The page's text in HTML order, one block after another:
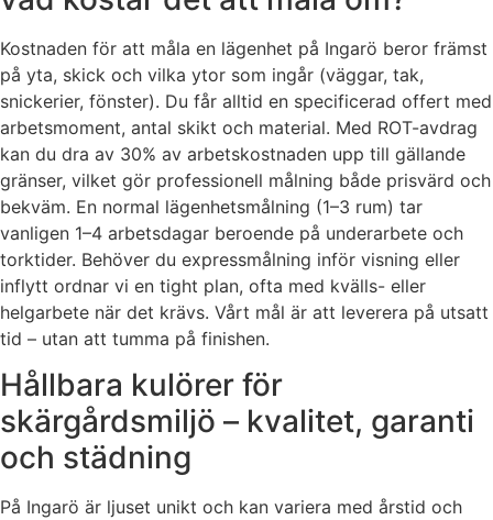
Kostnaden för att måla en lägenhet på Ingarö beror främst
på yta, skick och vilka ytor som ingår (väggar, tak,
snickerier, fönster). Du får alltid en specificerad offert med
arbetsmoment, antal skikt och material. Med ROT-avdrag
kan du dra av 30% av arbetskostnaden upp till gällande
gränser, vilket gör professionell målning både prisvärd och
bekväm. En normal lägenhetsmålning (1–3 rum) tar
vanligen 1–4 arbetsdagar beroende på underarbete och
torktider. Behöver du expressmålning inför visning eller
inflytt ordnar vi en tight plan, ofta med kvälls- eller
helgarbete när det krävs. Vårt mål är att leverera på utsatt
tid – utan att tumma på finishen.
Hållbara kulörer för
skärgårdsmiljö – kvalitet, garanti
och städning
På Ingarö är ljuset unikt och kan variera med årstid och